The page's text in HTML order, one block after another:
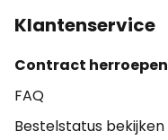
Klantenservice
Contract herroepen
FAQ
Bestelstatus bekijken